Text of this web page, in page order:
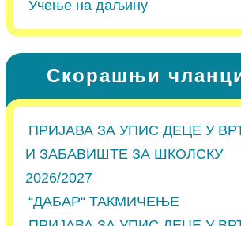
Учење на даљину
Скорашњи
ПРИЈАВА ЗА УПИС ДЕЦЕ У
И ЗАБАВИШТЕ ЗА ШКОЛСКУ
2026/2027
“ДАБАР“ ТАКМИЧЕЊЕ